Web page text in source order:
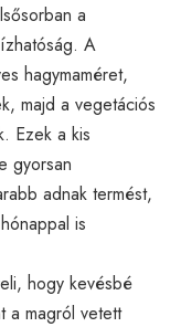
a
A
hagymaméret,
majd a vegetációs
Ezek a kis
gyorsan
adnak termést,
is
hogy kevésbé
a magról vetett